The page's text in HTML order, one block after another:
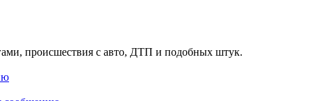
происшествия с авто, ДТП и подобных штук.